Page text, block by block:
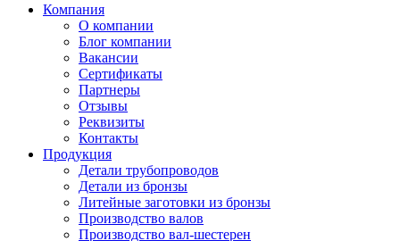
Компания
О компании
Блог компании
Вакансии
Сертификаты
Партнеры
Отзывы
Реквизиты
Контакты
Продукция
Детали трубопроводов
Детали из бронзы
Литейные заготовки из бронзы
Производство валов
Производство вал-шестерен